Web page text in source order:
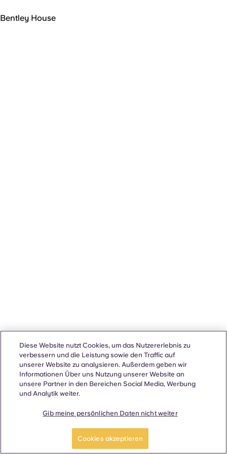
Bentley House
Diese Website nutzt Cookies, um das Nutzererlebnis zu
verbessern und die Leistung sowie den Traffic auf
unserer Website zu analysieren. Außerdem geben wir
Informationen Über uns Nutzung unserer Website an
unsere Partner in den Bereichen Social Media, Werbung
und Analytik weiter.
Gib meine persönlichen Daten nicht weiter
Cookies akzeptieren